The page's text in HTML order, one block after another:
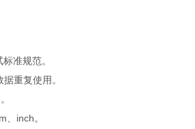
准规范。
重复使用。
inch。